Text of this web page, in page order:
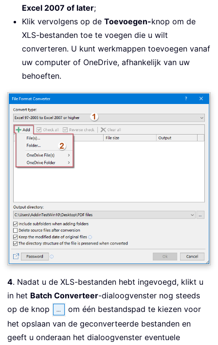
Excel 2007 of later;
Klik vervolgens op de Toevoegen-knop om de
XLS-bestanden toe te voegen die u wilt
converteren. U kunt werkmappen toevoegen vanaf
uw computer of OneDrive, afhankelijk van uw
behoeften.
4. Nadat u de XLS-bestanden hebt ingevoegd, klikt u
in het Batch Converteer-dialoogvenster nog steeds
op de knop
om één bestandspad te kiezen voor
het opslaan van de geconverteerde bestanden en
geeft u onderaan het dialoogvenster eventuele